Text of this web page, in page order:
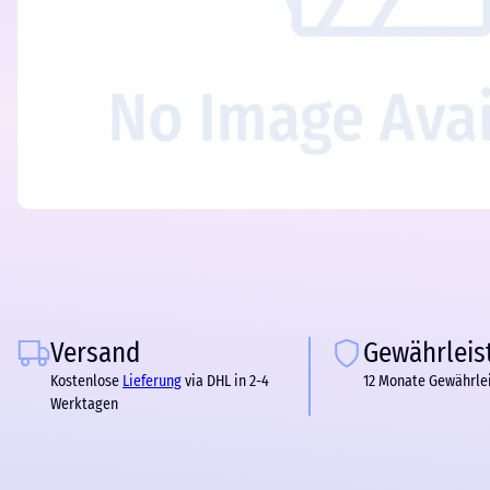
Versand
Kostenlose Lieferungvia DHL in 2-4
Werktagen
12 Monate